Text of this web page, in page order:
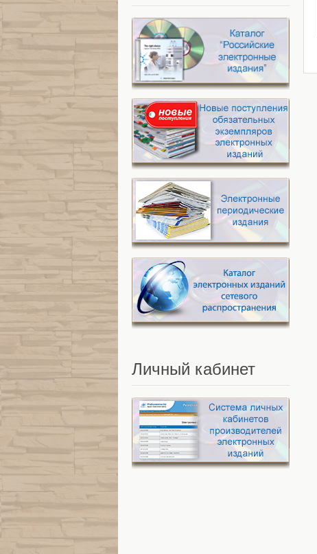
Личный кабинет